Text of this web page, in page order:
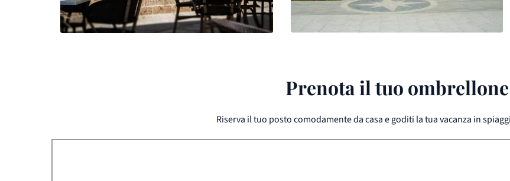
Prenota il tuo ombrellone
Riserva il tuo posto comodamente da casa e goditi la tua vacanza in